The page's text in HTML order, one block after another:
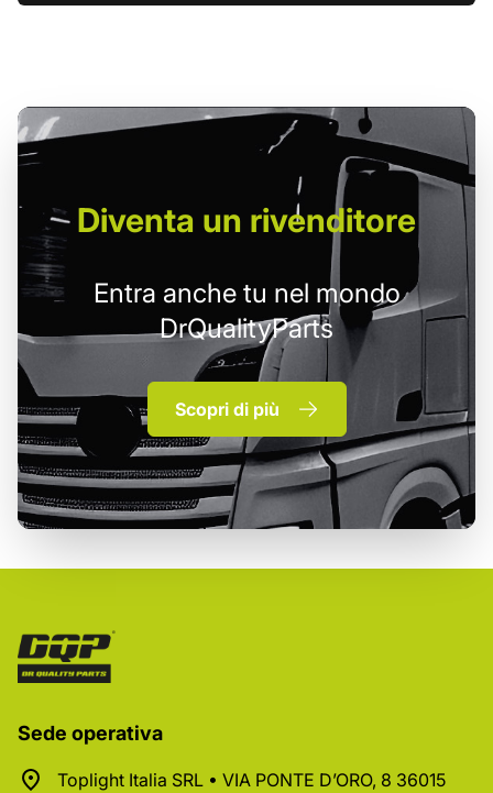
Diventa un rivenditore
Entra anche tu nel mondo
DrQualityParts
Scopri di più
Sede operativa
Toplight Italia SRL • VIA PONTE D’ORO, 8 36015